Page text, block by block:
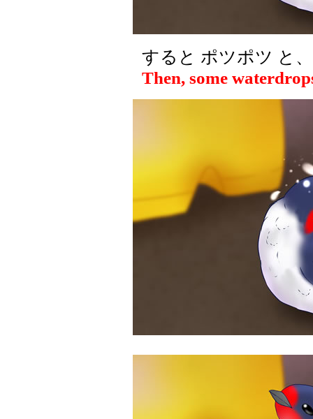
すると ポツポツ と
Then, some